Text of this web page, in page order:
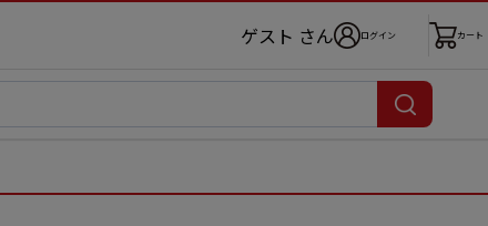
ゲスト さん ログイン カート